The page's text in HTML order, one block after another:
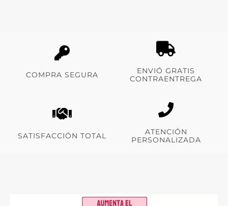
COMPRA SEGURA
ENVIÓ GRATIS
CONTRAENTREGA
SATISFACCIÓN TOTAL
ATENCIÓN
PERSONALIZADA